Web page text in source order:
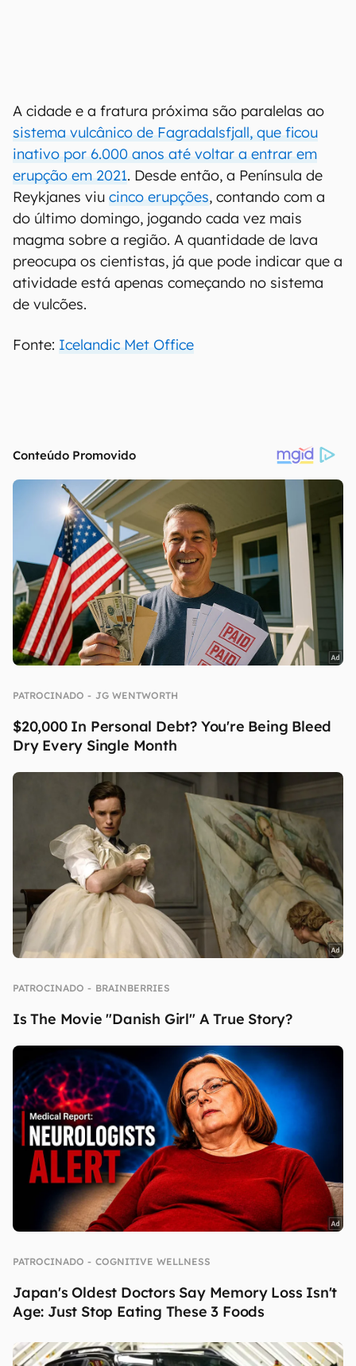
A cidade e a fratura próxima são paralelas ao
sistema vulcânico de Fagradalsfjall, que ficou
inativo por 6.000 anos até voltar a entrar em
erupção em 2021. Desde então, a Península de
Reykjanes viu cinco erupções, contando com a
do último domingo, jogando cada vez mais
magma sobre a região. A quantidade de lava
preocupa os cientistas, já que pode indicar que a
atividade está apenas começando no sistema
de vulcões.
Fonte: Icelandic Met Office